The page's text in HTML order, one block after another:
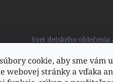
cookie, aby sme vám
webovej stránky a vďaka
Svet detského oblečenia